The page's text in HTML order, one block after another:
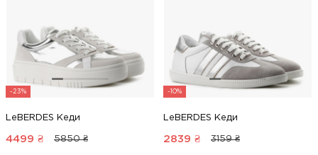
-23%
LeBERDES Кеди
4499 ₴ 5850 ₴
-10%
LeBERDES Кеди
2839 ₴ 3159 ₴